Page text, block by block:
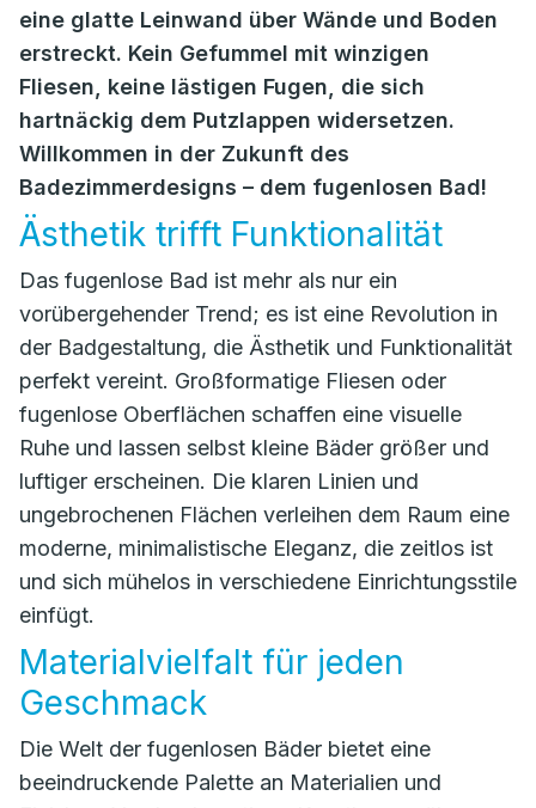
eine glatte Leinwand über Wände und Boden
erstreckt. Kein Gefummel mit winzigen
Fliesen, keine lästigen Fugen, die sich
hartnäckig dem Putzlappen widersetzen.
Willkommen in der Zukunft des
Badezimmerdesigns – dem fugenlosen Bad!
Ästhetik trifft Funktionalität
Das fugenlose Bad ist mehr als nur ein
vorübergehender Trend; es ist eine Revolution in
der Badgestaltung, die Ästhetik und Funktionalität
perfekt vereint. Großformatige Fliesen oder
fugenlose Oberflächen schaffen eine visuelle
Ruhe und lassen selbst kleine Bäder größer und
luftiger erscheinen. Die klaren Linien und
ungebrochenen Flächen verleihen dem Raum eine
moderne, minimalistische Eleganz, die zeitlos ist
und sich mühelos in verschiedene Einrichtungsstile
einfügt.
Materialvielfalt für jeden
Geschmack
Die Welt der fugenlosen Bäder bietet eine
beeindruckende Palette an Materialien und